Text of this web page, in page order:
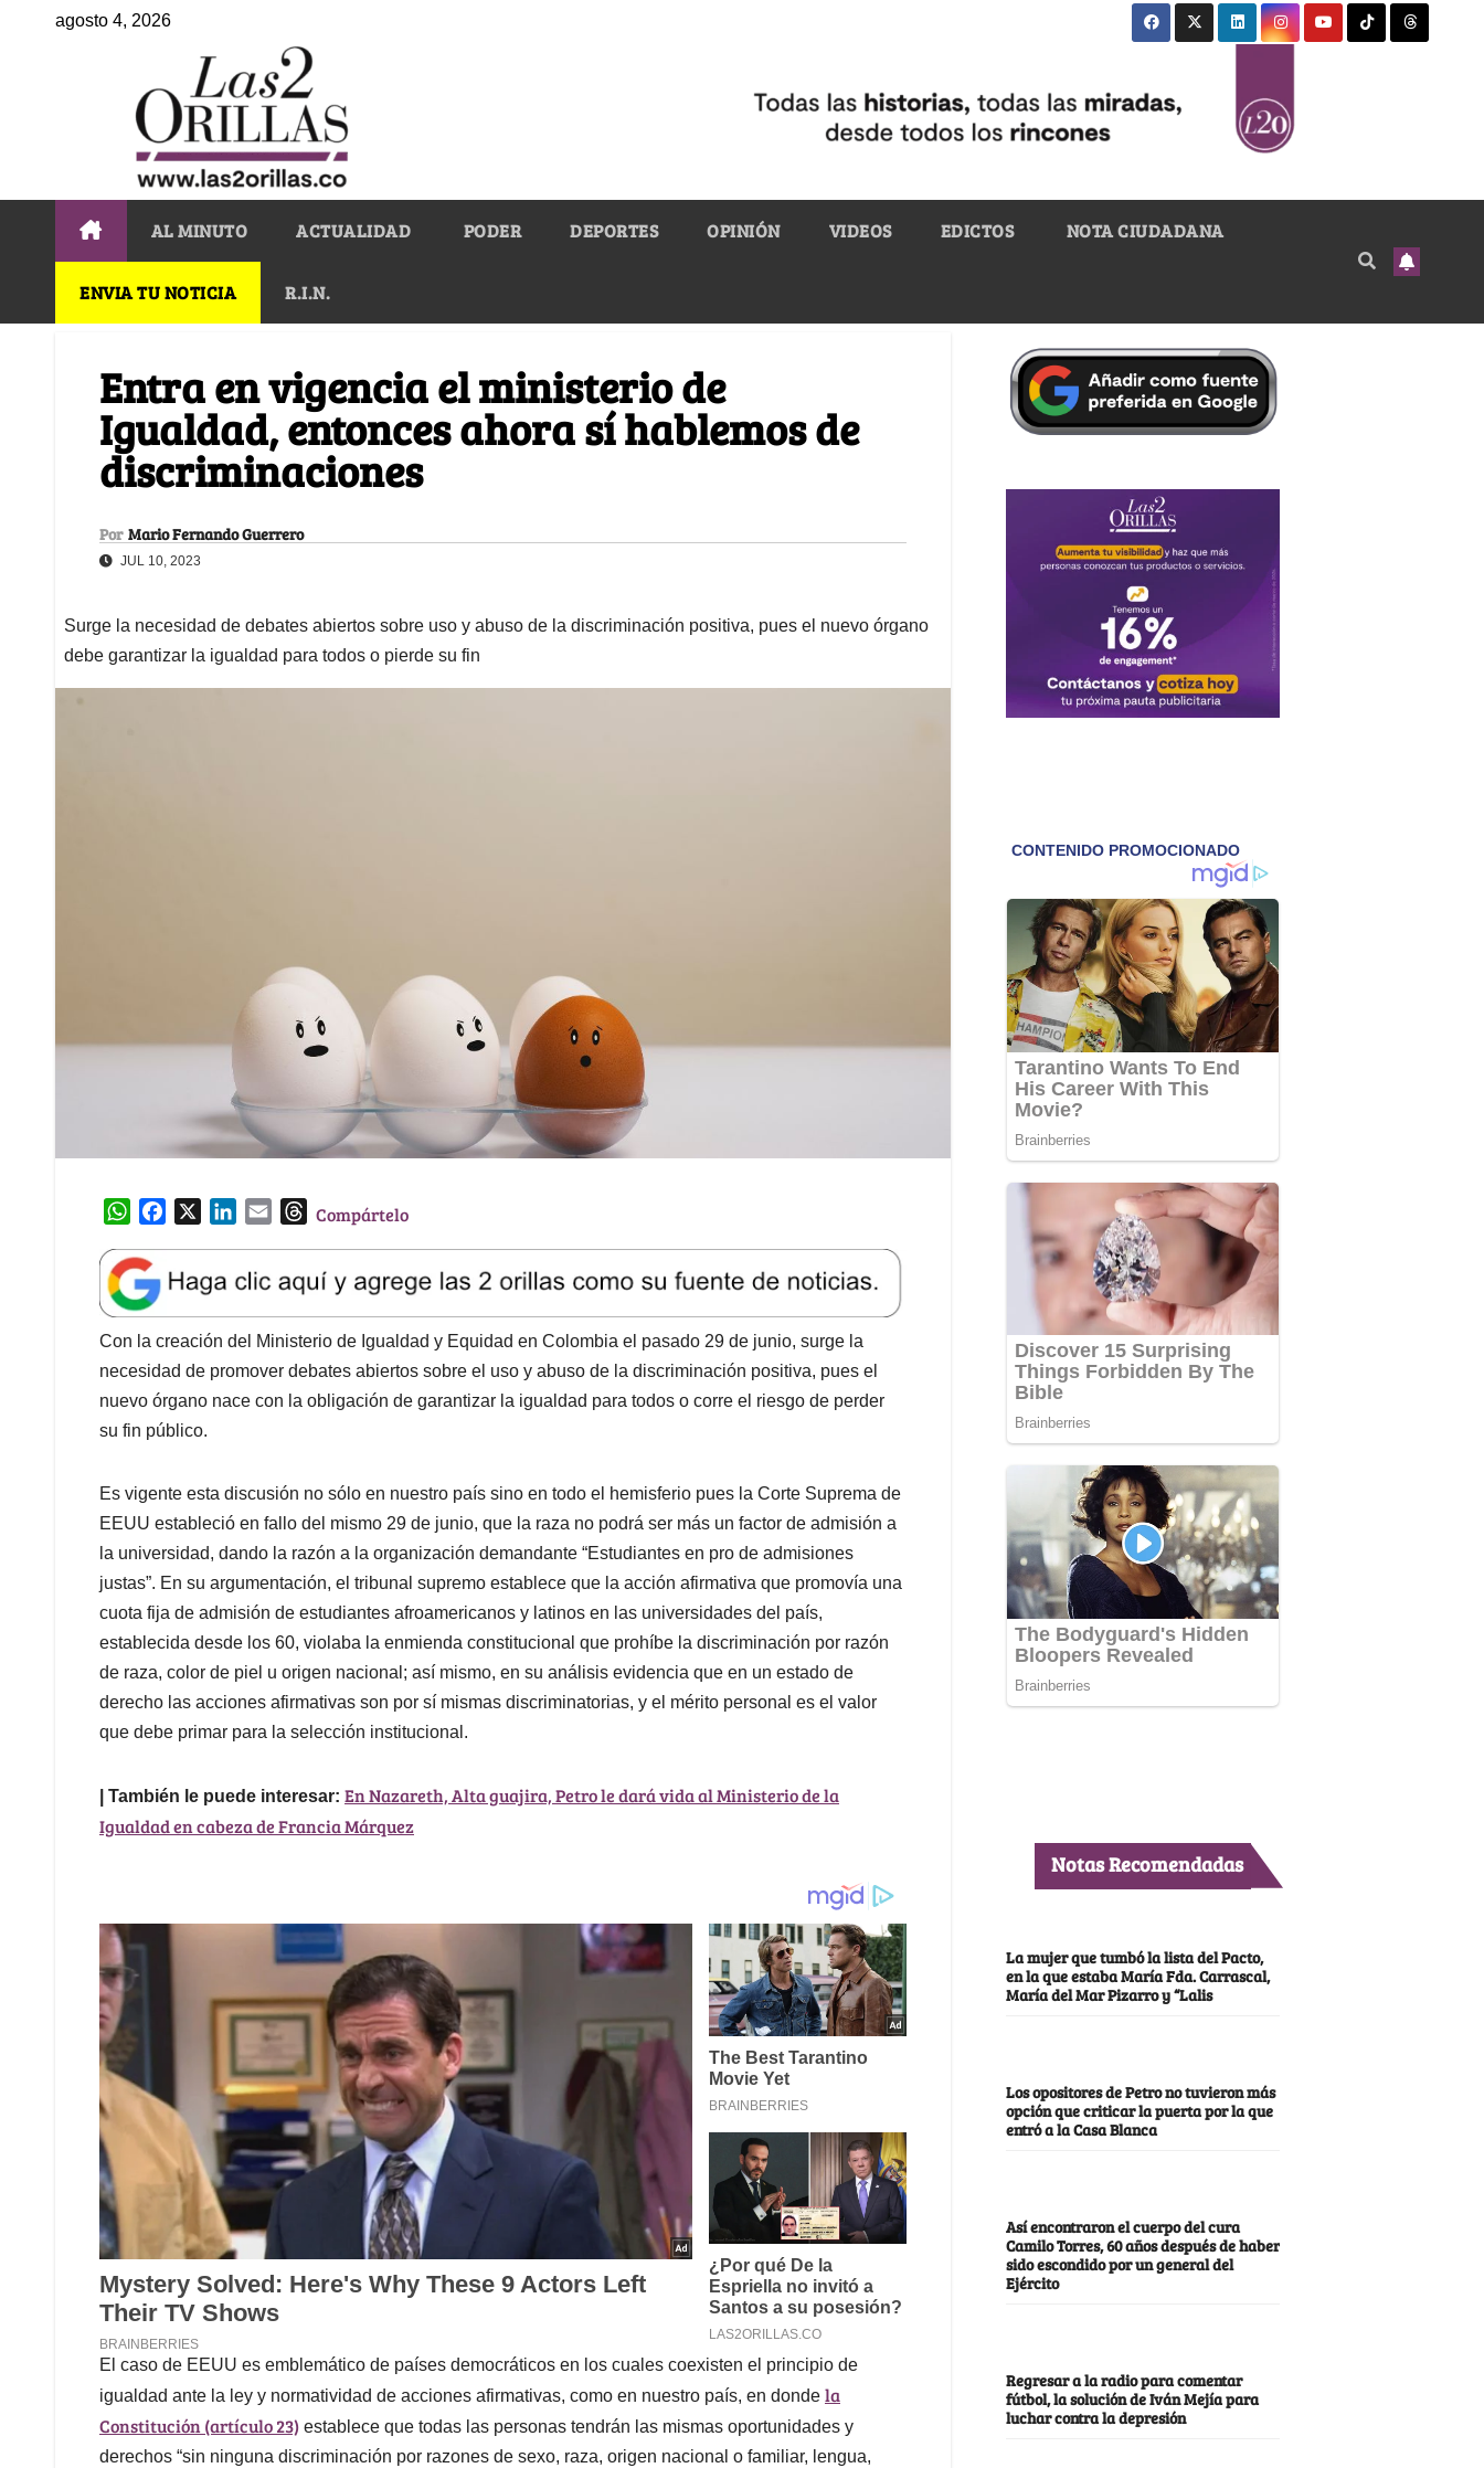
agosto 4, 2026
AL MINUTO ACTUALIDAD PODER DEPORTES OPINIÓN VIDEOS EDICTOS NOTA CIUDADANA
ENVIA TU NOTICIA R.I.N.
Entra en vigencia el ministerio de
Igualdad, entonces ahora sí hablemos de
discriminaciones
Por Mario Fernando Guerrero
JUL 10, 2023
Surge la necesidad de debates abiertos sobre uso y abuso de la discriminación positiva, pues el nuevo órgano
debe garantizar la igualdad para todos o pierde su fin
W
a
t
s
A
p
p
e
b
o
o
k
k
e
d
I
n
l
T
e
a
d
s
Compártelo
Con la creación del Ministerio de Igualdad y Equidad en Colombia el pasado 29 de junio, surge la
necesidad de promover debates abiertos sobre el uso y abuso de la discriminación positiva, pues el
nuevo órgano nace con la obligación de garantizar la igualdad para todos o corre el riesgo de perder
su fin público.
Es vigente esta discusión no sólo en nuestro país sino en todo el hemisferio pues la Corte Suprema de
EEUU estableció en fallo del mismo 29 de junio, que la raza no podrá ser más un factor de admisión a
la universidad, dando la razón a la organización demandante “Estudiantes en pro de admisiones
justas”. En su argumentación, el tribunal supremo establece que la acción afirmativa que promovía una
cuota fija de admisión de estudiantes afroamericanos y latinos en las universidades del país,
establecida desde los 60, violaba la enmienda constitucional que prohíbe la discriminación por razón
de raza, color de piel u origen nacional; así mismo, en su análisis evidencia que en un estado de
derecho las acciones afirmativas son por sí mismas discriminatorias, y el mérito personal es el valor
que debe primar para la selección institucional.
| También le puede interesar: En Nazareth, Alta guajira, Petro le dará vida al Ministerio de la
Igualdad en cabeza de Francia Márquez
El caso de EEUU es emblemático de países democráticos en los cuales coexisten el principio de
igualdad ante la ley y normatividad de acciones afirmativas, como en nuestro país, en donde la
Constitución (artículo 23) establece que todas las personas tendrán las mismas oportunidades y
derechos “sin ninguna discriminación por razones de sexo, raza, origen nacional o familiar, lengua,
Notas Recomendadas
La mujer que tumbó la lista del Pacto,
en la que estaba María Fda. Carrascal,
María del Mar Pizarro y “Lalis
Los opositores de Petro no tuvieron más
opción que criticar la puerta por la que
entró a la Casa Blanca
Así encontraron el cuerpo del cura
Camilo Torres, 60 años después de haber
sido escondido por un general del
Ejército
Regresar a la radio para comentar
fútbol, la solución de Iván Mejía para
luchar contra la depresión